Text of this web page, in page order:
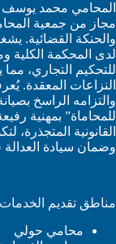
المحامي محمد يوسف
مجاز من جمعية
والحنكة القضائية.
لدى المحكمة
للتحكيم التجاري،
النزاعات المعقدة.
والتزامه الراسخ
للمحاماة” بمهنية
القانونية
وضمان سيادة
مناطق تقديم الخدمات
محامي حولي